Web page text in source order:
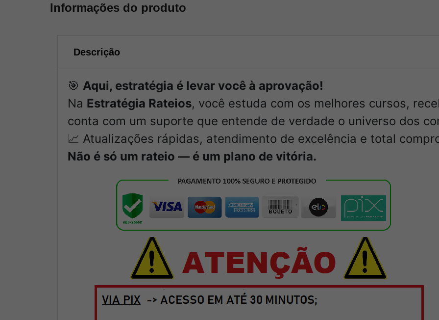
Informações do produto
Descrição
🎯 Aqui, estratégia é levar você à aprovação!
Na Estratégia Rateios, você estuda com os melhores cursos,
conta com um suporte que entende de verdade o universo dos
📈 Atualizações rápidas, atendimento de excelência e total
Não é só um rateio — é um plano de vitória.